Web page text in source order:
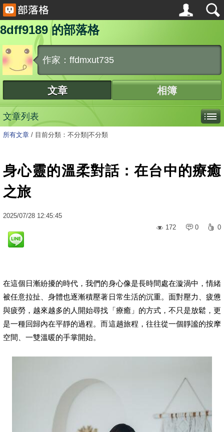
8dff9189 的部落格
作家：ffdmxut735
文章 相簿
文章列表
所有文章 / 目前分類：不分類|不分類
身心靈的溫柔對話：在台中的療癒
之旅
2025/07/28 12:45:45
172
0 0
在這個日漸紛擾的時代，我們的身心像是長時間處在漩渦中，情緒
被任意拉扯、身體也逐漸積壓著日常生活的沉重。面對壓力、疲憊
與疲勞，越來越多的人開始尋找「療癒」的方式，不只是放鬆，更
是一種回歸內在平靜的過程。而這趟旅程，往往從一個靜謐的按摩
空間、一雙溫暖的手掌開始。